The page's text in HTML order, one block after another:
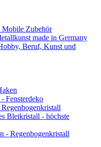
Mobile Zubehör
made in Germany
Beruf, Kunst und
Fensterdeko
Bleikristall - höchste
- Regenbogenkristall